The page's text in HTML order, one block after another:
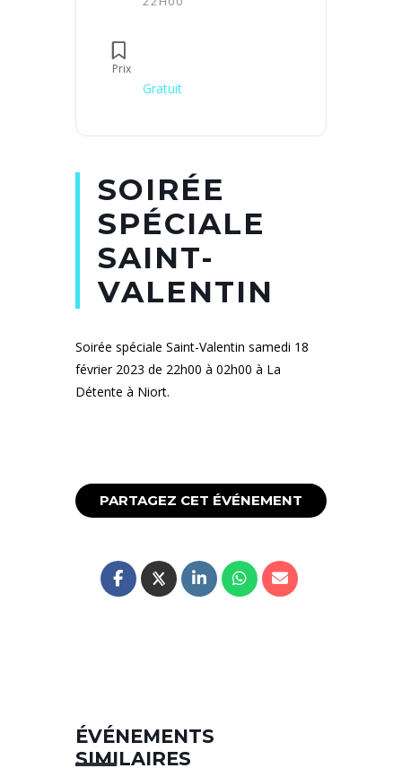
Prix
Gratuit
SOIRÉE
SPÉCIALE
SAINT-
VALENTIN
Soirée spéciale Saint-Valentin samedi 18
février 2023 de 22h00 à 02h00 à La
Détente à Niort.
PARTAGEZ CET ÉVÉNEMENT
ÉVÉNEMENTS
SIMILAIRES